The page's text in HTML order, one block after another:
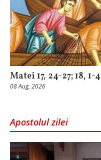
Matei 17, 24-27; 18, 1-4
08 Aug, 2026
Apostolul zilei